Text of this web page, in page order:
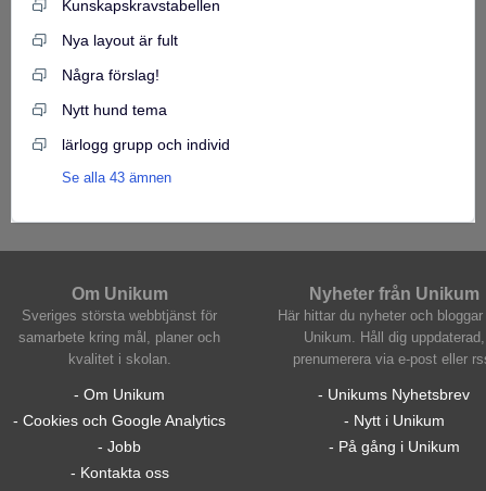
Kunskapskravstabellen
Nya layout är fult
Några förslag!
Nytt hund tema
lärlogg grupp och individ
Se alla 43 ämnen
Om Unikum
Sveriges största webbtjänst för
samarbete kring mål, planer och
kvalitet i skolan.
- Om Unikum
- Cookies och Google Analytics
- Jobb
- Kontakta oss
Nyheter från Unikum
Här hittar du nyheter och bloggar
Unikum. Håll dig uppdaterad,
prenumerera via e-post eller
- Unikums Nyhetsbrev
- Nytt i Unikum
- På gång i Unikum